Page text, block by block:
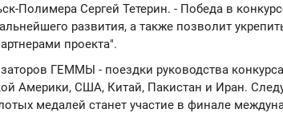
Полимера Сергей Тетерин. - Победа в
развития, а также позволит
проекта".
ГЕММЫ - поездки руководства
Америки, США, Китай, Пакистан и Иран.
медалей станет участие в финале